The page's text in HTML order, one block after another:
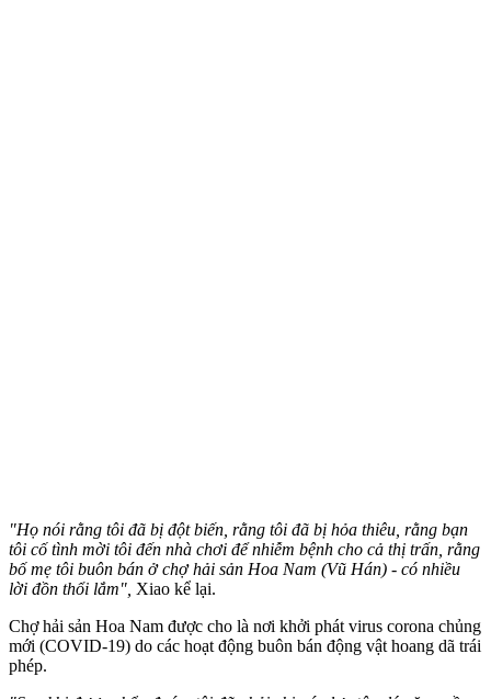
"Họ nói rằng tôi đã bị đột biến, rằng tôi đã bị hỏa thiêu, rằng bạn
tôi cố tình mời tôi đến nhà chơi để nhiễm bệnh cho cả thị trấn, rằng
bố mẹ tôi buôn bán ở chợ hải sản Hoa Nam (Vũ Hán) - có nhiều
lời đồn thổi lắm", Xiao kể lại.
Chợ hải sản Hoa Nam được cho là nơi khởi phát virus corona chủng
mới (COVID-19) do các hoạt động buôn bán động vật hoang dã trái
phép.